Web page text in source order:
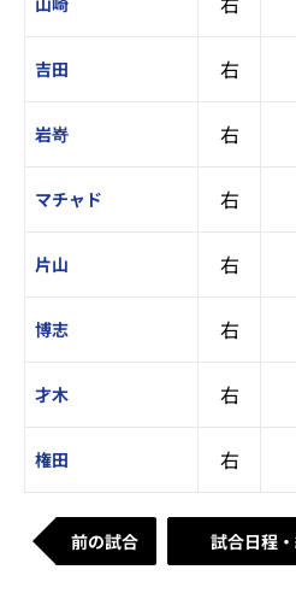
吉田 右
岩嵜 右
マチャド 右
片山 右
博志 右
才木 右
権田 右
前の試合 試合日程